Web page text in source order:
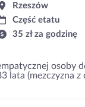
Rzeszów
Część etatu
35 zł za godzinę
osoby
lata (mezczyzna z